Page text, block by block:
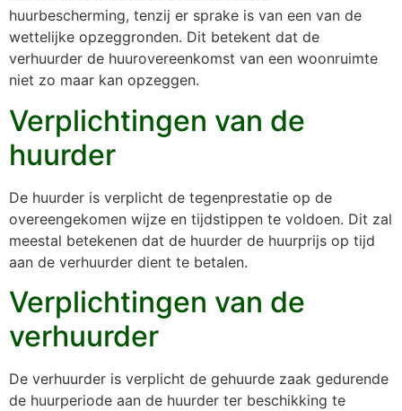
huurbescherming, tenzij er sprake is van een van de
wettelijke opzeggronden. Dit betekent dat de
verhuurder de huurovereenkomst van een woonruimte
niet zo maar kan opzeggen.
Verplichtingen van de
huurder
De huurder is verplicht de tegenprestatie op de
overeengekomen wijze en tijdstippen te voldoen. Dit zal
meestal betekenen dat de huurder de huurprijs op tijd
aan de verhuurder dient te betalen.
Verplichtingen van de
verhuurder
De verhuurder is verplicht de gehuurde zaak gedurende
de huurperiode aan de huurder ter beschikking te